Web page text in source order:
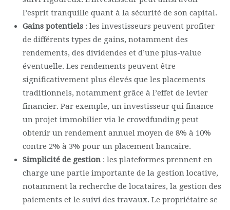
l’esprit tranquille quant à la sécurité de son capital.
Gains potentiels : les investisseurs peuvent profiter
de différents types de gains, notamment des
rendements, des dividendes et d’une plus-value
éventuelle. Les rendements peuvent être
significativement plus élevés que les placements
traditionnels, notamment grâce à l’effet de levier
financier. Par exemple, un investisseur qui finance
un projet immobilier via le crowdfunding peut
obtenir un rendement annuel moyen de 8% à 10%
contre 2% à 3% pour un placement bancaire.
Simplicité de gestion : les plateformes prennent en
charge une partie importante de la gestion locative,
notamment la recherche de locataires, la gestion des
paiements et le suivi des travaux. Le propriétaire se